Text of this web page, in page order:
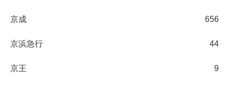
京成 656
京浜急行 44
京王 9